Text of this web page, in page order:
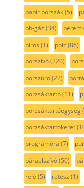
papír porszák(5)
pb-gáz (34) perem
piros (1) polc(86)
porszívó(220)
porszűrő(22)
porzsáktartó(11)
porzsáktartóegység
porzsáktartókeret
programóra (7)
páraelszívó(50)
relé (5) retesz (1)